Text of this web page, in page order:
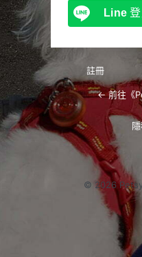
Line 登
註冊
← 前往《
© 2026